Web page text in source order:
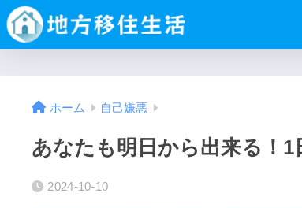
ホーム 自己嫌悪
あなたも明日から出来る！
2024-10-10